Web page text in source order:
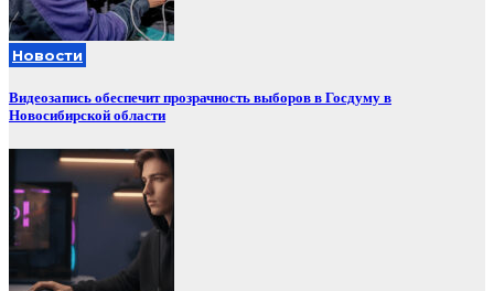
Новости
Видеозапись обеспечит прозрачность выборов в Госдуму в
Новосибирской области